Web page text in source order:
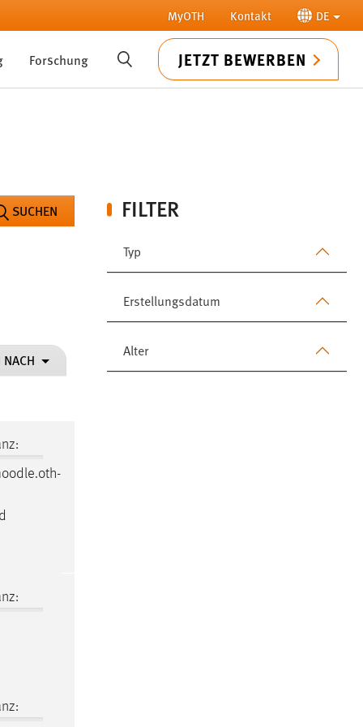
MyOTH Kontakt DE
Forschung SUCHE JETZT BEWERBEN
FILTER
Typ
Erstellungsdatum
Alter
SUCHEN
NACH
.oth-